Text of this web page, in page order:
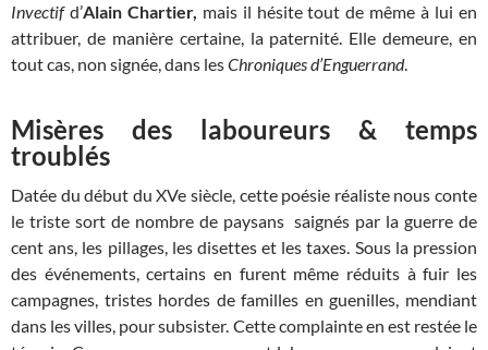
Invectifd’Alain Chartier, mais il hésite tout de même à lui en
attribuer, de manière certaine, la paternité. Elle demeure, en
tout cas, non signée, dans lesChroniques d’Enguerrand.
Misères des laboureurs & temps
troublés
Datée du début du XVe siècle, cette poésie réaliste nous conte
le triste sort de nombre de paysans saignés par la guerre de
cent ans, les pillages, les disettes et les taxes. Sous la pression
des événements, certains en furent même réduits à fuir les
campagnes, tristes hordes de familles en guenilles, mendiant
dans les villes, pour subsister. Cette complainte en est restée le